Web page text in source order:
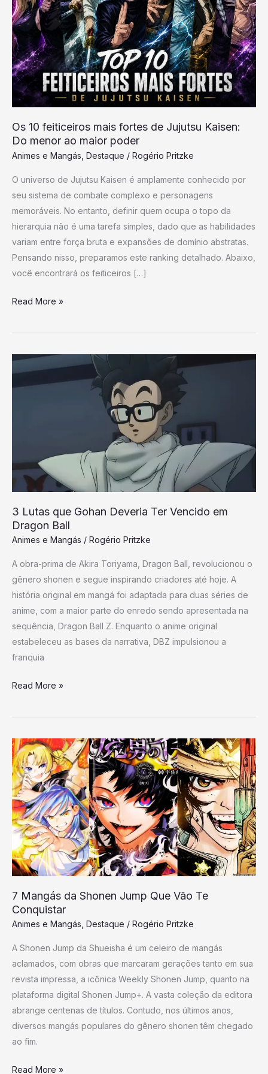
Os 10 feiticeiros mais fortes de Jujutsu Kaisen:
Do menor ao maior poder
Animes e Mangás Destaque / Rogério Pritzke
O universo de Jujutsu Kaisen é amplamente conhecido por
seu sistema de combate complexo e personagens
memoráveis. No entanto, definir quem ocupa o topo da
hierarquia não é uma tarefa simples, dado que as habilidades
variam entre força bruta e expansões de domínio abstratas.
Pensando nisso, preparamos este ranking detalhado. Abaixo,
você encontrará os feiticeiros […]
fortes
de
Jujutsu
Kaisen:
Do
menor
ao
maior
poder
Read More »
3 Lutas que Gohan Deveria Ter Vencido em
Dragon Ball
Animes e Mangás / Rogério Pritzke
A obra-prima de Akira Toriyama, Dragon Ball, revolucionou o
gênero shonen e segue inspirando criadores até hoje. A
história original em mangá foi adaptada para duas séries de
anime, com a maior parte do enredo sendo apresentada na
sequência, Dragon Ball Z. Enquanto o anime original
estabeleceu as bases da narrativa, DBZ impulsionou a
franquia
3
Lutas
em
Dragon
Read More »
7 Mangás da Shonen Jump Que Vão Te
Conquistar
Animes e Mangás Destaque / Rogério Pritzke
A Shonen Jump da Shueisha é um celeiro de mangás
aclamados, com obras que marcaram gerações tanto em sua
revista impressa, a icônica Weekly Shonen Jump, quanto na
plataforma digital Shonen Jump+. A vasta coleção da editora
abrange centenas de títulos. Contudo, nos últimos anos,
diversos mangás populares do gênero shonen têm chegado
ao fim.
7
Mangás
da
Shonen
Jump
Que
Vão
Te
Conquistar
Read More »